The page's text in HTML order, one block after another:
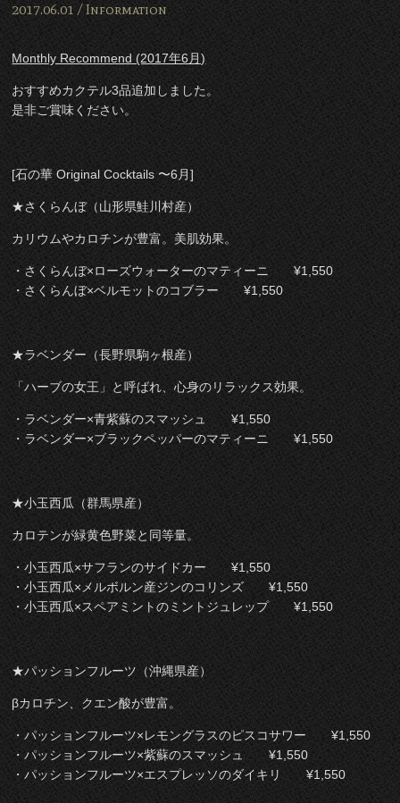
2017.06.01 /Information
Monthly Recommend (2017年6月)
おすすめカクテル3品追加しました。
是非ご賞味ください。
[石の華 Original Cocktails 〜6月]
★さくらんぼ（山形県鮭川村産）
カリウムやカロチンが豊富。美肌効果。
・さくらんぼ×ローズウォーターのマティーニ ¥1,550
・さくらんぼ×ベルモットのコブラー ¥1,550
★ラベンダー（長野県駒ヶ根産）
「ハーブの女王」と呼ばれ、心身のリラックス効果。
・ラベンダー×青紫蘇のスマッシュ ¥1,550
・ラベンダー×ブラックペッパーのマティーニ ¥1,550
★小玉西瓜（群馬県産）
カロテンが緑黄色野菜と同等量。
・小玉西瓜×サフランのサイドカー ¥1,550
・小玉西瓜×メルボルン産ジンのコリンズ ¥1,550
・小玉西瓜×スペアミントのミントジュレップ ¥1,550
★パッションフルーツ（沖縄県産）
βカロチン、クエン酸が豊富。
・パッションフルーツ×レモングラスのピスコサワー ¥1,550
・パッションフルーツ×紫蘇のスマッシュ ¥1,550
・パッションフルーツ×エスプレッソのダイキリ ¥1,550